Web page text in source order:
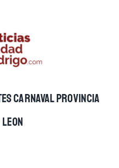
CARNAVALPROVINCIA